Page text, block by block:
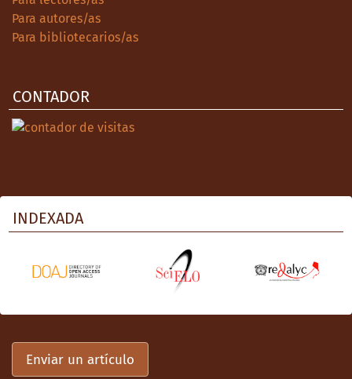
Para autores/as
Para bibliotecarios/as
CONTADOR
INDEXADA
Enviar un artículo